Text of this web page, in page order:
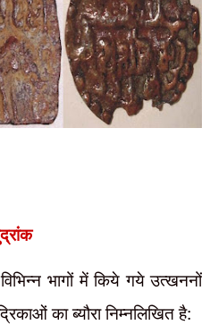
भागों में किये गये उत्खननों
का ब्यौरा निम्नलिखित है: